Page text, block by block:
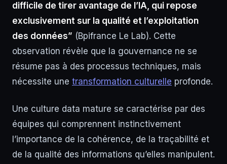
difficile de tirer avantage de l’IA, qui repose
exclusivement sur la qualité et l’exploitation
des données” (Bpifrance Le Lab). Cette
observation révèle que la gouvernance ne se
résume pas à des processus techniques, mais
nécessite une transformation culturelle profonde.
Une culture data mature se caractérise par des
équipes qui comprennent instinctivement
l’importance de la cohérence, de la traçabilité et
de la qualité des informations qu’elles manipulent.